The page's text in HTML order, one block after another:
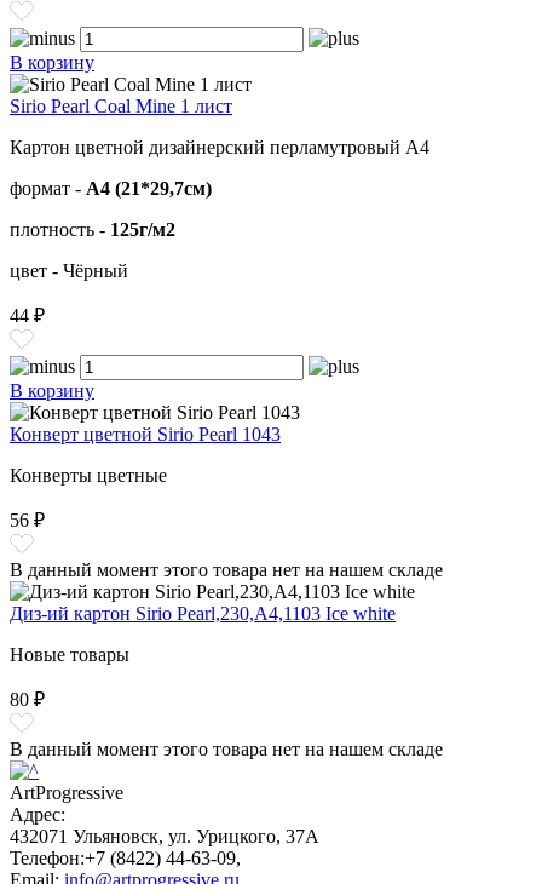
В корзину
Sirio Pearl Coal Mine 1 лист
Картон цветной дизайнерский перламутровый А4
формат - А4 (21*29,7см)
плотность - 125г/м2
цвет - Чёрный
44 ₽
В корзину
Конверт цветной Sirio Pearl 1043
Конверты цветные
56 ₽
В данный момент этого товара нет на нашем складе
Диз-ий картон Sirio Pearl,230,A4,1103 Ice white
Новые товары
80 ₽
В данный момент этого товара нет на нашем складе
ArtProgressive
Адрес:
432071 Ульяновск, ул. Урицкого, 37А
Телефон:+7 (8422) 44-63-09,